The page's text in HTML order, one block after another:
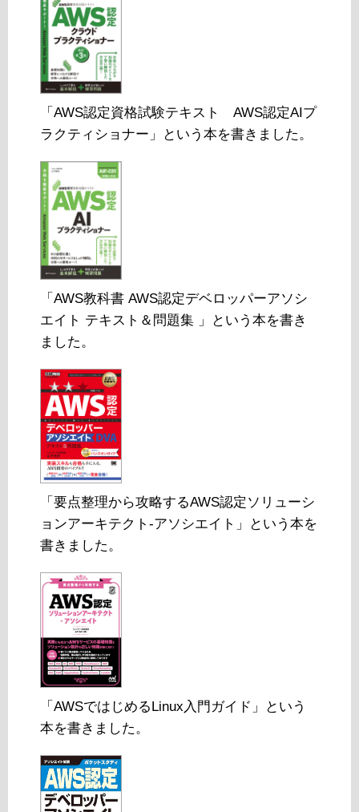
「AWS認定資格試験テキスト AWS認定AIプ
ラクティショナー」という本を書きました。
「AWS教科書 AWS認定デベロッパーアソシ
エイト テキスト＆問題集 」という本を書き
ました。
「要点整理から攻略するAWS認定ソリューシ
ョンアーキテクト-アソシエイト」という本を
書きました。
「AWSではじめるLinux入門ガイド」という
本を書きました。